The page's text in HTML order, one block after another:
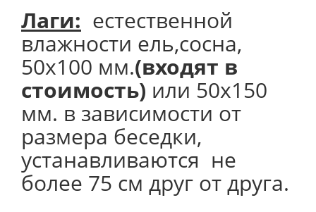
Лаги: естественной
влажности ель,сосна,
50х100 мм.(входят в
стоимость) или 50х150
мм. в зависимости от
размера беседки,
устанавливаются не
более 75 см друг от друга.